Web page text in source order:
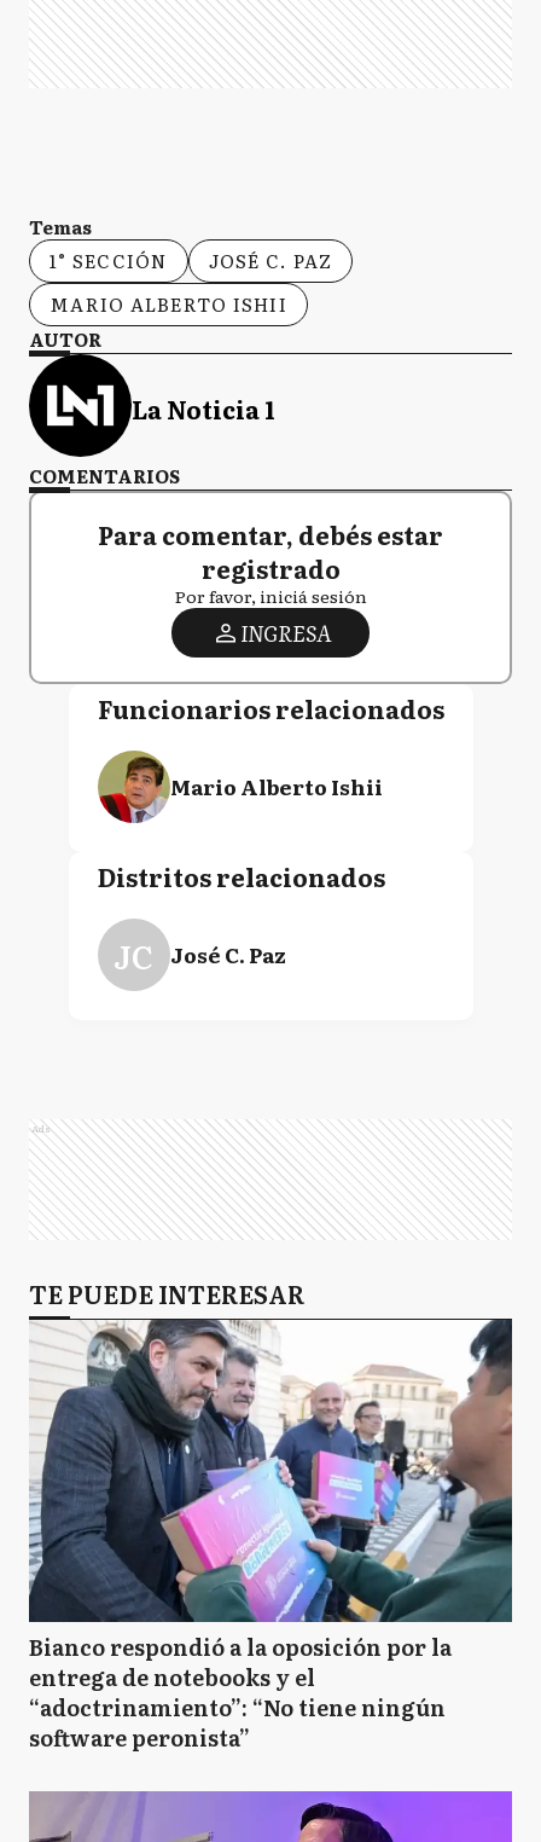
Temas
1° SECCIÓN
JOSÉ C. PAZ
MARIO ALBERTO ISHII
AUTOR
La Noticia 1
COMENTARIOS
Para comentar, debés estar
registrado
Por favor, iniciá sesión
INGRESA
Funcionarios relacionados
Mario Alberto Ishii
Distritos relacionados
JC José C. Paz
Ads
TE PUEDE INTERESAR
Bianco respondió a la oposición por la
entrega de notebooks y el
“adoctrinamiento”: “No tiene ningún
software peronista”